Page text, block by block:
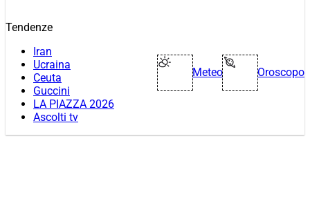
Tendenze
Iran
Ucraina
Ceuta
Guccini
LA PIAZZA 2026
Ascolti tv
Meteo Oroscopo